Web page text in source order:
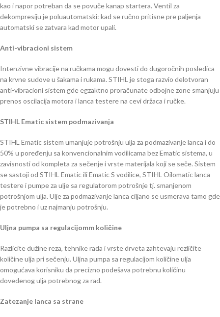
kao i napor potreban da se povuče kanap startera. Ventil za
dekompresiju je poluautomatski: kad se ručno pritisne pre paljenja
automatski se zatvara kad motor upali.
Anti-vibracioni sistem
Intenzivne vibracije na ručkama mogu dovesti do dugoročnih posledica
na krvne sudove u šakama i rukama. STIHL je stoga razvio delotvoran
anti-vibracioni sistem gde egzaktno proračunate odbojne zone smanjuju
prenos oscilacija motora i lanca testere na cevi držaca i ručke.
STIHL Ematic sistem podmazivanja
STIHL Ematic sistem umanjuje potrošnju ulja za podmazivanje lanca i do
50% u poređenju sa konvencionalnim vodilicama bez Ematic sistema, u
zavisnosti od kompleta za sečenje i vrste materijala koji se seče. Sistem
se sastoji od STIHL Ematic ili Ematic S vodilice, STIHL Oilomatic lanca
testere i pumpe za ulje sa regulatorom potrošnje tj. smanjenom
potrošnjom ulja. Ulje za podmazivanje lanca ciljano se usmerava tamo gde
je potrebno i uz najmanju potrošnju.
Uljna pumpa sa regulacijomm količine
Razlicite dužine reza, tehnike rada i vrste drveta zahtevaju rezličite
količine ulja pri sečenju. Uljna pumpa sa regulacijom količine ulja
omogućava korisniku da precizno podešava potrebnu količinu
dovedenog ulja potrebnog za rad.
Zatezanje lanca sa strane